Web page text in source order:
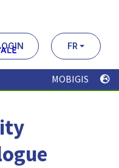
FR
MOBIGIS